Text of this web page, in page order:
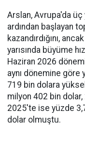
Arslan, Avrupa'da üç
ardından başlayan
kazandır­dığını,
yarısında büyüme
Haziran 2026
aynı dönemine
719 bin dolara
milyon 402 bin
2025'te ise yüzde
dolar olmuştu.